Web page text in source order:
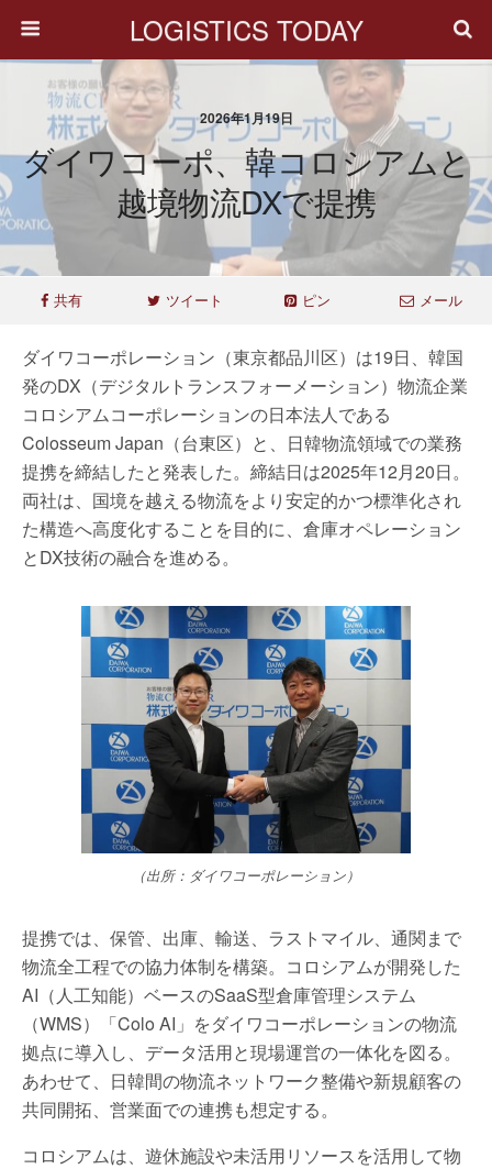
LOGISTICS TODAY
2026年1月19日
ダイワコーポ、韓コロシアムと
越境物流DXで提携
共有 ツイート ピン メール
ダイワコーポレーション（東京都品川区）は19日、韓国
発のDX（デジタルトランスフォーメーション）物流企業
コロシアムコーポレーションの日本法人である
Colosseum Japan（台東区）と、日韓物流領域での業務
提携を締結したと発表した。締結日は2025年12月20日。
両社は、国境を越える物流をより安定的かつ標準化され
た構造へ高度化することを目的に、倉庫オペレーション
とDX技術の融合を進める。
（出所：ダイワコーポレーション）
提携では、保管、出庫、輸送、ラストマイル、通関まで
物流全工程での協力体制を構築。コロシアムが開発した
AI（人工知能）ベースのSaaS型倉庫管理システム
（WMS）「Colo AI」をダイワコーポレーションの物流
拠点に導入し、データ活用と現場運営の一体化を図る。
あわせて、日韓間の物流ネットワーク整備や新規顧客の
共同開拓、営業面での連携も想定する。
コロシアムは、遊休施設や未活用リソースを活用して物